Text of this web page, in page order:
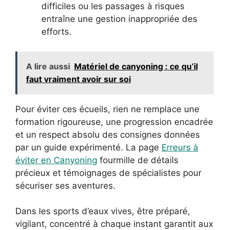
difficiles ou les passages à risques
entraîne une gestion inappropriée des
efforts.
A lire aussi Matériel de canyoning : ce qu’il
faut vraiment avoir sur soi
Pour éviter ces écueils, rien ne remplace une
formation rigoureuse, une progression encadrée
et un respect absolu des consignes données
par un guide expérimenté. La page Erreurs à
éviter en Canyoning fourmille de détails
précieux et témoignages de spécialistes pour
sécuriser ses aventures.
Dans les sports d’eaux vives, être préparé,
vigilant, concentré à chaque instant garantit aux